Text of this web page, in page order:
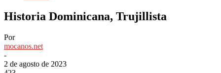
Historia Dominicana, Trujillista
Por
mocanos.net
-
2 de agosto de 2023